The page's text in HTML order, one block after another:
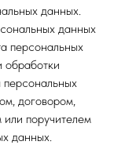
данных.
данных
персональных
обработки
договором,
или поручителем
данных.